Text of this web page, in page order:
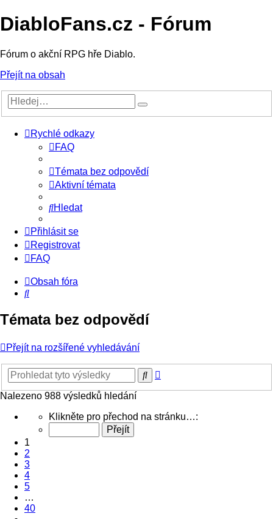
DiabloFans.cz - Fórum
Fórum o akční RPG hře Diablo.
Přejít na obsah
Rychlé odkazy
FAQ
Témata bez odpovědí
Aktivní témata
Hledat
Přihlásit se
Registrovat
FAQ
Obsah fóra
Hledat
Témata bez odpovědí
Přejít na rozšířené vyhledávání
Hledat
Nalezeno 988 výsledků hledání
Stránka
z
40
Klikněte pro přechod na stránku…:
1
2
3
4
5
…
40